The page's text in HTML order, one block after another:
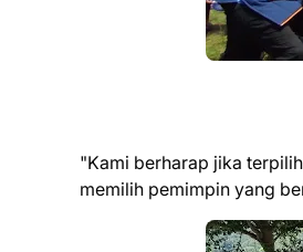
"Kami berharap jika
memilih pemimpin yang